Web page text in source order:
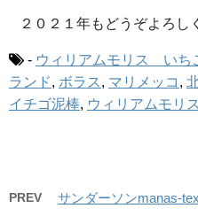
２０２１年もどうぞよろし
- ウィリアムモリス いち
ランド, ボラス , マリメッコ ,
イチゴ泥棒, ウィリアムモリス
PREV
サンダーソンmanas-